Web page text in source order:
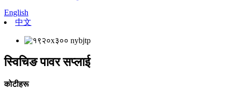
English
中文
स्विचिङ पावर सप्लाई
कोटीहरू